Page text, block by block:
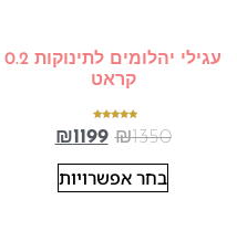
עגילי יהלומים לתינוקות 0.2
קראט
5.00
מתוך 5
₪1350
₪1199
בחר אפשרויות